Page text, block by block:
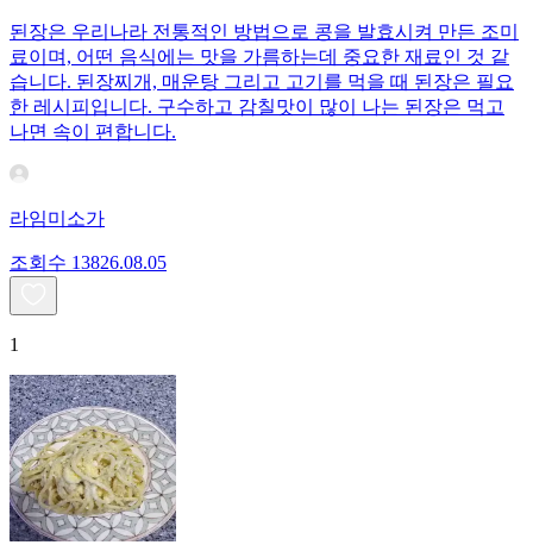
된장은 우리나라 전통적인 방법으로 콩을 발효시켜 만든 조미
료이며, 어떤 음식에는 맛을 가름하는데 중요한 재료인 것 같
습니다. 된장찌개, 매운탕 그리고 고기를 먹을 때 된장은 필요
한 레시피입니다. 구수하고 감칠맛이 많이 나는 된장은 먹고
나면 속이 편합니다.
라임미소가
조회수 13826.08.05
1